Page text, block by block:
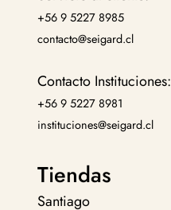
+56 9 5227 8985
contacto@seigard.cl
Contacto Instituciones:
+56 9 5227 8981
instituciones@seigard.cl
Tiendas
Santiago